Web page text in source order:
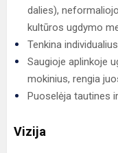
dalies),
kultūros ugdymo
Tenkina
Saugioje aplinkoje
mokinius, rengia
Puoselėja tautines
Vizija